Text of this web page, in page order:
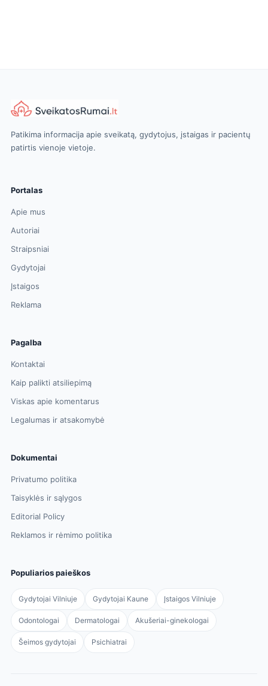
Patikima informacija apie sveikatą, gydytojus, įstaigas ir pacientų
patirtis vienoje vietoje.
Portalas
Apie mus
Autoriai
Straipsniai
Gydytojai
Įstaigos
Reklama
Pagalba
Kontaktai
Kaip palikti atsiliepimą
Viskas apie komentarus
Legalumas ir atsakomybė
Dokumentai
Privatumo politika
Taisyklės ir sąlygos
Editorial Policy
Reklamos ir rėmimo politika
Populiarios paieškos
Gydytojai Vilniuje Gydytojai Kaune Įstaigos Vilniuje
Odontologai Dermatologai Akušeriai-ginekologai
Šeimos gydytojai Psichiatrai